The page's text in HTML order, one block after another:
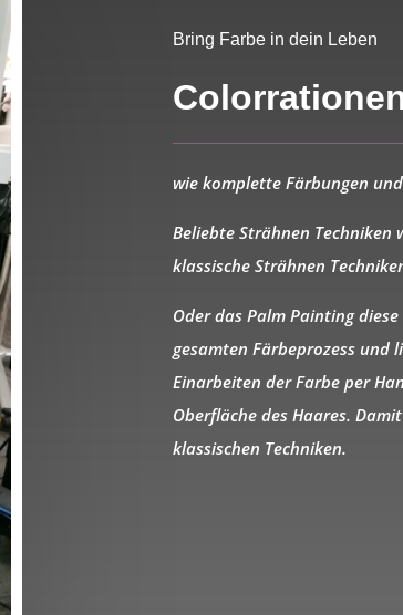
Bring Farbe in dein Leben
wiekomplette Färbungen
Beliebte Strähnen Techniken
klassische Strähnen
Oder dasPalm Paintingdiese
gesamten Färbeprozess und
Einarbeiten der Farbe per
Oberfläche des Haares.
klassischen Techniken.